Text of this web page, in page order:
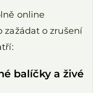
online
o zrušení
balíčky a živé